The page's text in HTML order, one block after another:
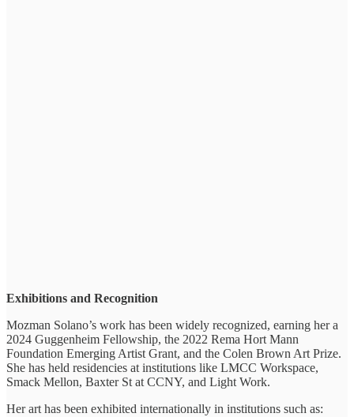
Exhibitions and Recognition
Mozman Solano’s work has been widely recognized, earning her a
2024 Guggenheim Fellowship, the 2022 Rema Hort Mann
Foundation Emerging Artist Grant, and the Colen Brown Art Prize.
She has held residencies at institutions like LMCC Workspace,
Smack Mellon, Baxter St at CCNY, and Light Work.
Her art has been exhibited internationally in institutions such as: